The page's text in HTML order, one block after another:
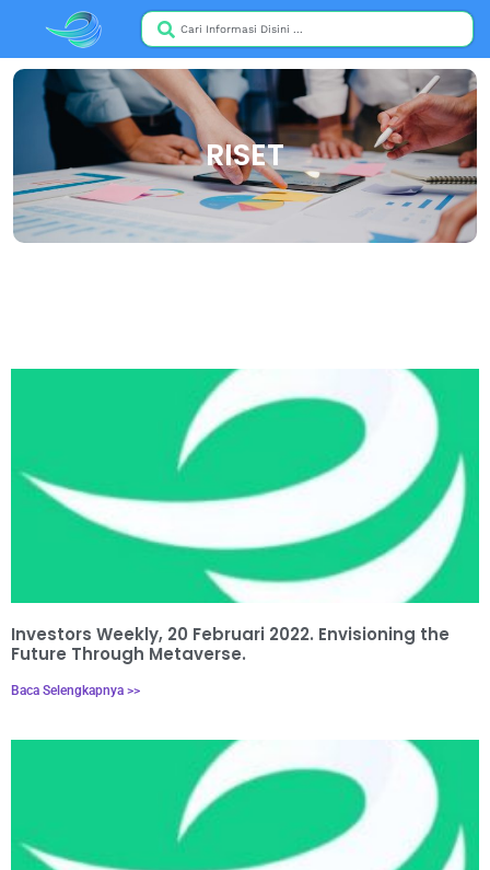
RISET
Investors Weekly, 20 Februari 2022. Envisioning the
Future Through Metaverse.
Baca Selengkapnya >>